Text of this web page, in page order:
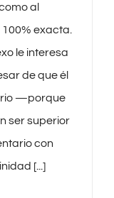
al
exacta.
le interesa
de que él
—porque
ser superior
con
[...]